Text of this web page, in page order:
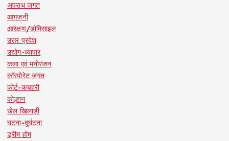
अपराध जगत
आगजनी
आरक्षण/डोमिसाइल
उत्तर प्रदेश
उद्योग-व्यापार
कला एवं मनोरंजन
कॉरपोरेट जगत
कोर्ट-कचहरी
कोल्हान
खेल खिलाड़ी
घटना-दुर्घटना
ड्रीम होम